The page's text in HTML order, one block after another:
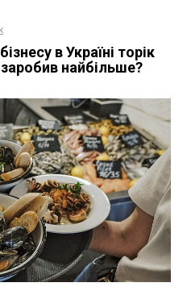
в Україні торік
найбільше?